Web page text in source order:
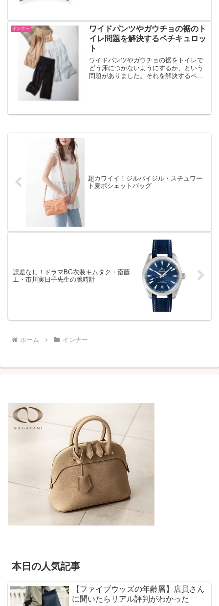
インナー
ワイドパンツやガウチョの裾のト
イレ問題を解決するペチキュロッ
ト
ワイドパンツやガウチョの裾をトイレで
どう床につかないようにするか、という
問題がありました。それを解決するペチ
超カワイイ！ジルバイジル・スチュワー
ト夏ポシェットバッグ
誤差なし！ドラマBG衣装キムタク・斎藤
工・市川実日子先生の腕時計
ホーム インナー
本日の人気記事
【ファイブウッズの年齢層】店員さん
に聞いたらリアル評判がわかった